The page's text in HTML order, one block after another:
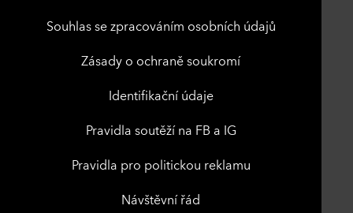
Souhlas se zpracováním osobních údajů
Zásady o ochraně soukromí
Identifikační údaje
Pravidla soutěží na FB a IG
Pravidla pro politickou reklamu
Návštěvní řád